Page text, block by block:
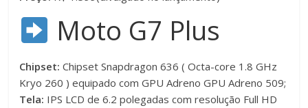
Moto G7 Plus
Chipset: Chipset Snapdragon 636 ( Octa-core 1.8 GHz
Kryo 260 ) equipado com GPU Adreno GPU Adreno 509;
Tela: IPS LCD de 6.2 polegadas com resolução Full HD